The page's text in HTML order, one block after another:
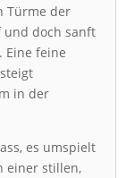
Türme der
und doch sanft
Eine feine
in der
es umspielt
einer stillen,